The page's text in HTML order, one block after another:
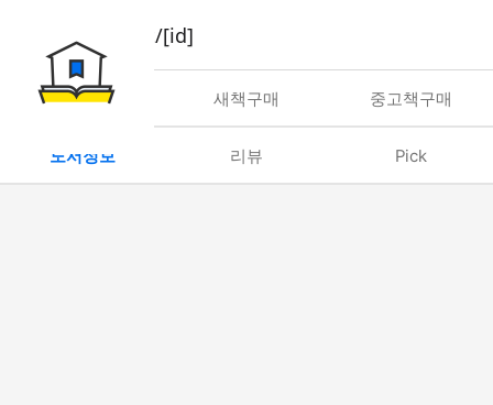
book/rent/[id]
대여 새책구매 중고책구매
도서정보 리뷰 Pick